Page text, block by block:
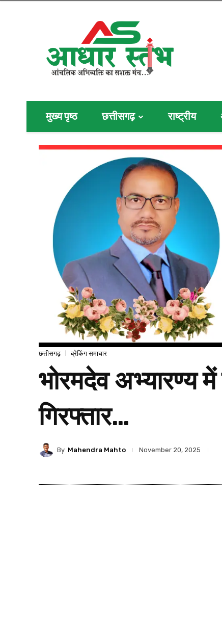
मुख्य पृष्ठ छत्तीसगढ़ राष्ट्रीय
छत्तीसगढ़ ब्रेकिंग समाचार
भोरमदेव अभ्यारण्य
गिरफ्तार…
By Mahendra Mahto November 20, 2025